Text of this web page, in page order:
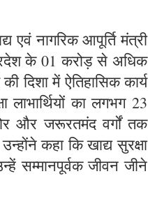
एवं नागरिक आपूर्ति मंत्री
के 01 करोड़ से अधिक
दिशा में ऐतिहासिक कार्य
का लगभग 23
और जरूरतमंद वर्गों तक
कहा कि खाद्य सुरक्षा
सम्मानपूर्वक जीवन जीने